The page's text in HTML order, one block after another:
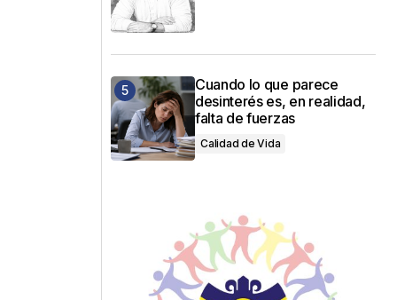
Cuando lo que parece
desinterés es, en realidad,
falta de fuerzas
Calidad de Vida